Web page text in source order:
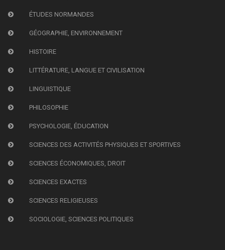
ÉTUDES NORMANDES
GÉOGRAPHIE, ENVIRONNEMENT
HISTOIRE
LITTÉRATURE, LANGUE ET CIVILISATION
LINGUISTIQUE
PHILOSOPHIE
PSYCHOLOGIE, ÉDUCATION
SCIENCES DES ACTIVITÉS PHYSIQUES ET SPORTIVES
SCIENCES ÉCONOMIQUES, DROIT
SCIENCES EXACTES
SCIENCES RELIGIEUSES
SOCIOLOGIE, SCIENCES POLITIQUES